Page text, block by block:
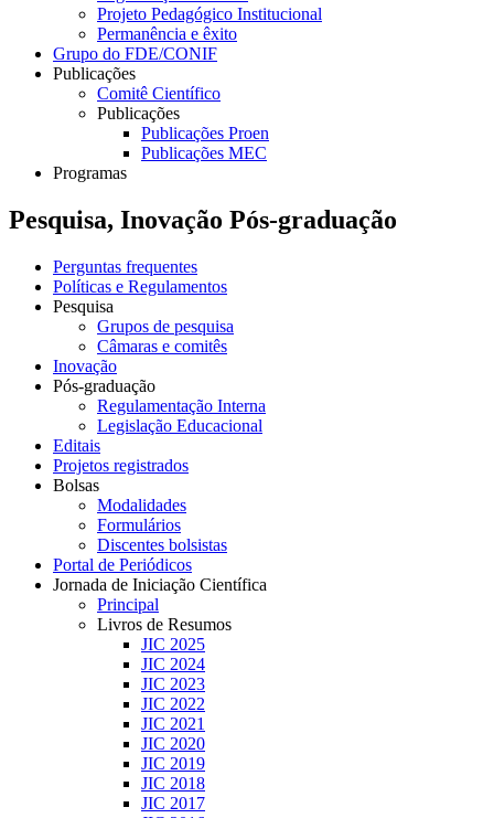
Projeto Pedagógico Institucional
Permanência e êxito
Grupo do FDE/CONIF
Publicações
Comitê Científico
Publicações
Publicações Proen
Publicações MEC
Programas
Pesquisa, Inovação Pós-graduação
Perguntas frequentes
Políticas e Regulamentos
Pesquisa
Grupos de pesquisa
Câmaras e comitês
Inovação
Pós-graduação
Regulamentação Interna
Legislação Educacional
Editais
Projetos registrados
Bolsas
Modalidades
Formulários
Discentes bolsistas
Portal de Periódicos
Jornada de Iniciação Científica
Principal
Livros de Resumos
JIC 2025
JIC 2024
JIC 2023
JIC 2022
JIC 2021
JIC 2020
JIC 2019
JIC 2018
JIC 2017